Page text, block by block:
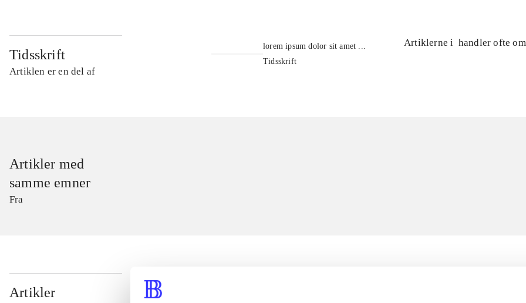
Tidsskrift
Artiklen er en del af
lorem ipsum dolor sit amet ...
Tidsskrift
Artiklerne i handler ofte om
Artikler med
samme emner
Fra
Artikler